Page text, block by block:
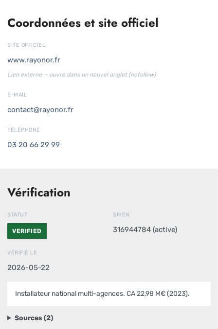
Coordonnées et site officiel
SITE OFFICIEL
www.rayonor.fr
Lien externe — ouvre dans un nouvel onglet (nofollow)
E-MAIL
contact@rayonor.fr
TÉLÉPHONE
03 20 66 29 99
Vérification
STATUT
VERIFIED
SIREN
316944784 (active)
VÉRIFIÉ LE
2026-05-22
Installateur national multi-agences. CA 22,98 M€ (2023).
Sources (2)